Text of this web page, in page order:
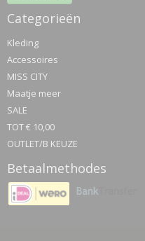
Categorieën
Kleding
Accessoires
MISS CITY
Maatje meer
SALE
TOT € 10,00
OUTLET/B KEUZE
Betaalmethodes